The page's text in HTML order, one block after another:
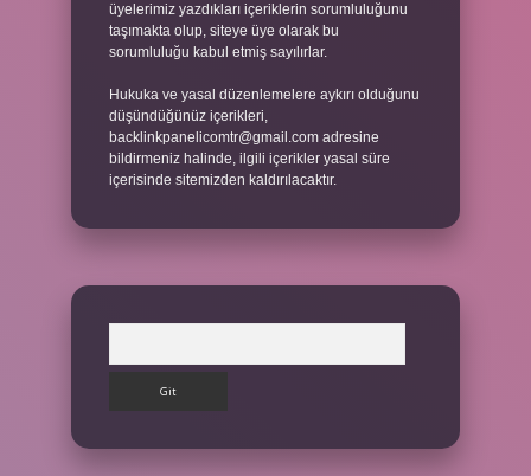
üyelerimiz yazdıkları içeriklerin sorumluluğunu
taşımakta olup, siteye üye olarak bu
sorumluluğu kabul etmiş sayılırlar.
Hukuka ve yasal düzenlemelere aykırı olduğunu
düşündüğünüz içerikleri,
backlinkpanelicomtr@gmail.com adresine
bildirmeniz halinde, ilgili içerikler yasal süre
içerisinde sitemizden kaldırılacaktır.